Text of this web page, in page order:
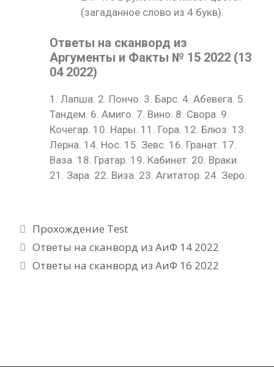
(загаданное слово из 4 букв).
Ответы на сканворд из
Аргументы и Факты № 15 2022 (13
04 2022)
1. Лапша. 2. Пончо. 3. Барс. 4. Абевега. 5.
Тандем. 6. Амиго. 7. Вино. 8. Свора. 9.
Кочегар. 10. Нары. 11. Гора. 12. Блюз. 13.
Лерна. 14. Нос. 15. Зевс. 16. Гранат. 17.
Ваза. 18. Гратар. 19. Кабинет. 20. Враки.
21. Зара. 22. Виза. 23. Агитатор. 24. Зеро.
Рубрики
Прохождение Test
Ответы на сканворд из АиФ 14 2022
Ответы на сканворд из АиФ 16 2022